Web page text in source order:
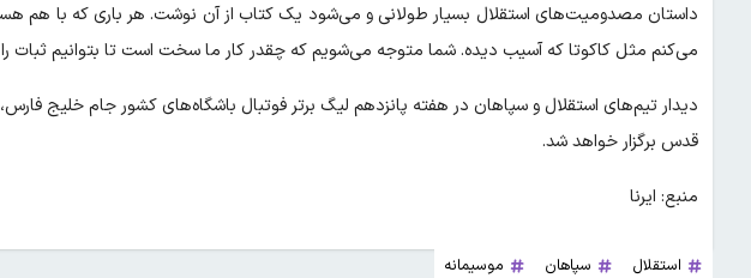
داستان مصدومیت‌های استقلال بسیار طولانی و می‌شود یک کتاب از آن نوشت. هر باری که با
می‌کنم مثل کاکوتا که آسیب دیده. شما متوجه می‌شویم که چقدر کار ما سخت است تا بتوانیم ثبات را
دیدار تیم‌های استقلال و سپاهان در هفته پانزدهم لیگ برتر فوتبال باشگاه‌های کشور جام خلیج
قدس برگزار خواهد شد.
منبع: ایرنا
استقلال سپاهان موسیمانه